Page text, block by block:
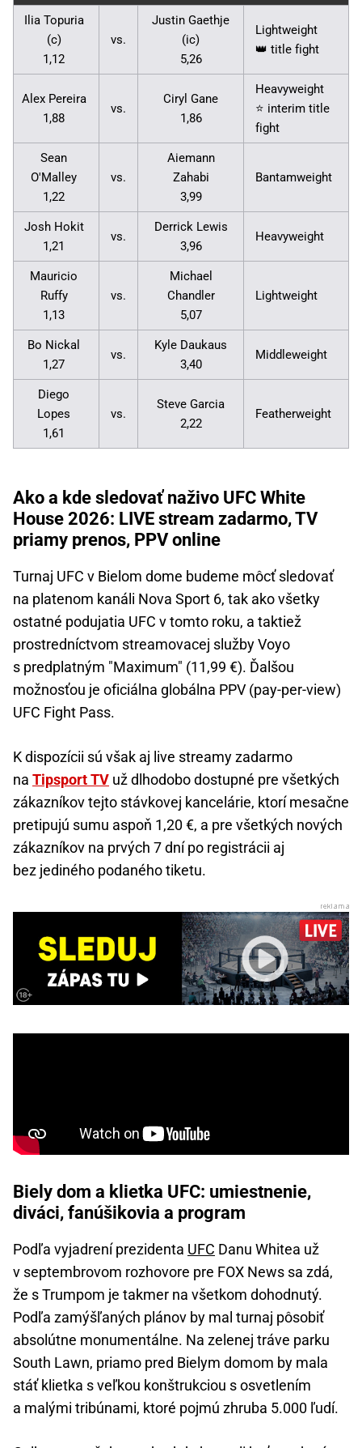
Ilia Topuria
(c)
1,12
vs.
Justin Gaethje
(ic)
5,26
Lightweight
👑 title fight
Alex Pereira
1,88
vs.
Ciryl Gane
1,86
Heavyweight
⭐ interim title
fight
Sean
O'Malley
1,22
vs.
Aiemann
Zahabi
3,99
Bantamweight
Josh Hokit
1,21
vs.
Derrick Lewis
3,96
Heavyweight
Mauricio
Ruffy
1,13
vs.
Michael
Chandler
5,07
Lightweight
Bo Nickal
1,27
vs.
Kyle Daukaus
3,40
Middleweight
Diego
Lopes
1,61
vs.
Steve Garcia
2,22
Featherweight
Ako a kde sledovať naživo UFC White
House 2026: LIVE stream zadarmo, TV
priamy prenos, PPV online
Turnaj UFC v Bielom dome budeme môcť sledovať
na platenom kanáli Nova Sport 6, tak ako všetky
ostatné podujatia UFC v tomto roku, a taktiež
prostredníctvom streamovacej služby Voyo
s predplatným "Maximum" (11,99 €). Ďalšou
možnosťou je oficiálna globálna PPV (pay-per-view)
UFC Fight Pass.
K dispozícii sú však aj live streamy zadarmo
na Tipsport TV už dlhodobo dostupné pre všetkých
zákazníkov tejto stávkovej kancelárie, ktorí mesačne
pretipujú sumu aspoň 1,20 €, a pre všetkých nových
zákazníkov na prvých 7 dní po registrácii aj
bez jediného podaného tiketu.
Biely dom a klietka UFC: umiestnenie,
diváci, fanúšikovia a program
Podľa vyjadrení prezidenta UFC Danu Whitea už
v septembrovom rozhovore pre FOX News sa zdá,
že s Trumpom je takmer na všetkom dohodnutý.
Podľa zamýšľaných plánov by mal turnaj pôsobiť
absolútne monumentálne. Na zelenej tráve parku
South Lawn, priamo pred Bielym domom by mala
stáť klietka s veľkou konštrukciou s osvetlením
a malými tribúnami, ktoré pojmú zhruba 5.000 ľudí.